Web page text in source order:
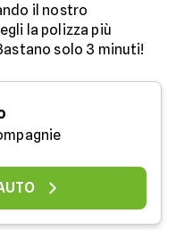
il nostro
la polizza più
solo 3 minuti!